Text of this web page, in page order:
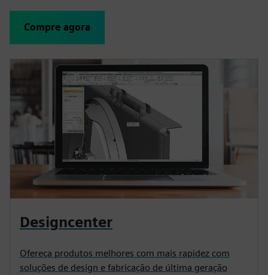
Compre agora
Designcenter
Ofereça produtos melhores com mais rapidez com
soluções de design e fabricação de última geração